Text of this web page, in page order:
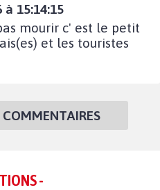
15:14:15
mourir c' est le petit
et les touristes
-